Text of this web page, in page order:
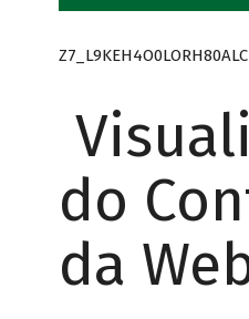
do
da